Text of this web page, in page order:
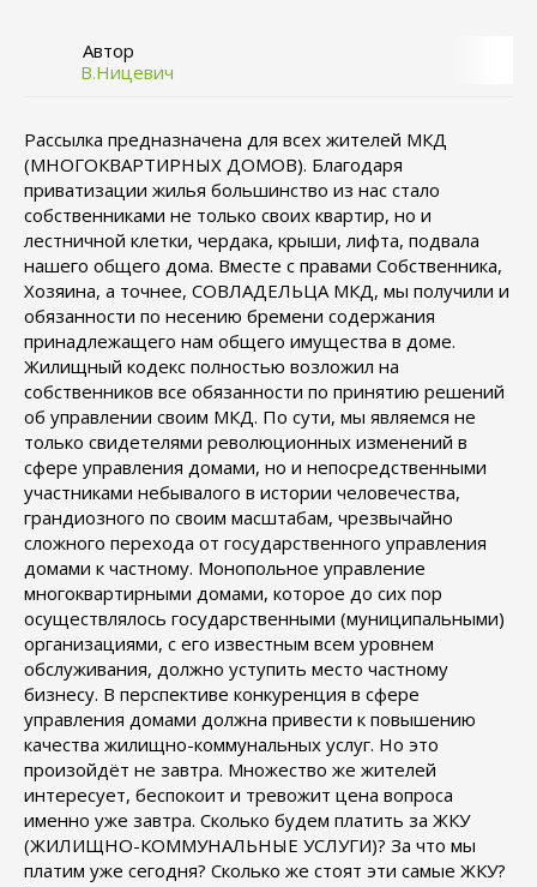
Автор
В.Ницевич
Рассылка предназначена для всех жителей МКД
(МНОГОКВАРТИРНЫХ ДОМОВ). Благодаря
приватизации жилья большинство из нас стало
собственниками не только своих квартир, но и
лестничной клетки, чердака, крыши, лифта, подвала
нашего общего дома. Вместе с правами Собственника,
Хозяина, а точнее, СОВЛАДЕЛЬЦА МКД, мы получили и
обязанности по несению бремени содержания
принадлежащего нам общего имущества в доме.
Жилищный кодекс полностью возложил на
собственников все обязанности по принятию решений
об управлении своим МКД. По сути, мы являемся не
только свидетелями революционных изменений в
сфере управления домами, но и непосредственными
участниками небывалого в истории человечества,
грандиозного по своим масштабам, чрезвычайно
сложного перехода от государственного управления
домами к частному. Монопольное управление
многоквартирными домами, которое до сих пор
осуществлялось государственными (муниципальными)
организациями, с его известным всем уровнем
обслуживания, должно уступить место частному
бизнесу. В перспективе конкуренция в сфере
управления домами должна привести к повышению
качества жилищно-коммунальных услуг. Но это
произойдёт не завтра. Множество же жителей
интересует, беспокоит и тревожит цена вопроса
именно уже завтра. Сколько будем платить за ЖКУ
(ЖИЛИЩНО-КОММУНАЛЬНЫЕ УСЛУГИ)? За что мы
платим уже сегодня? Сколько же стоят эти самые ЖКУ?